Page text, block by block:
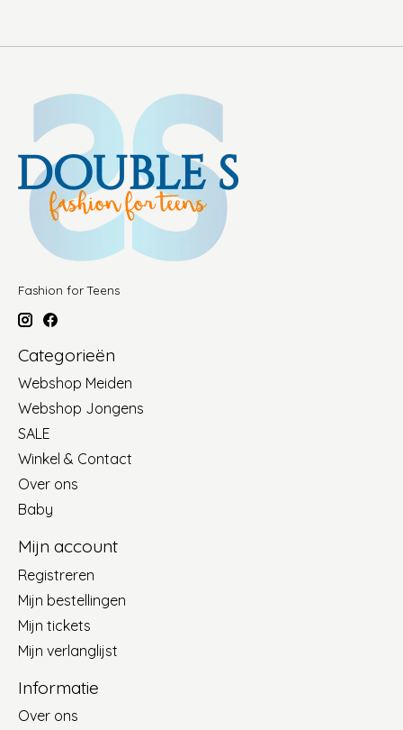
Fashion for Teens
Categorieën
Webshop Meiden
Webshop Jongens
SALE
Winkel & Contact
Over ons
Baby
Mijn account
Registreren
Mijn bestellingen
Mijn tickets
Mijn verlanglijst
Informatie
Over ons